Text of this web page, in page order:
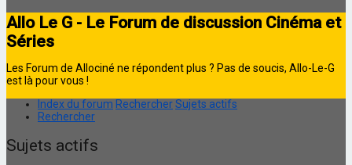
Allo Le G - Le Forum de discussion Cinéma et
Séries
Les Forum de Allociné ne répondent plus ? Pas de soucis, Allo-Le-G
est là pour vous !
Index du forum RechercherSujets actifs
Rechercher
Sujets actifs